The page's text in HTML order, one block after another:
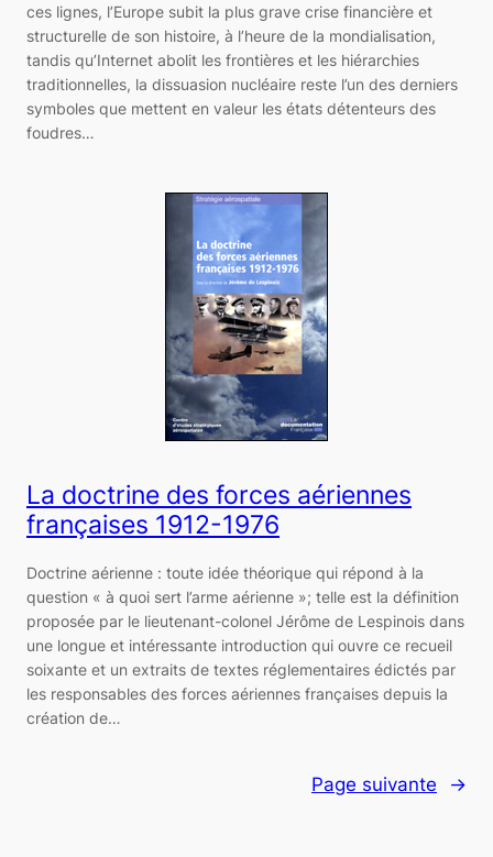
ces lignes, l’Europe subit la plus grave crise financière et
structurelle de son histoire, à l’heure de la mondialisation,
tandis qu’Internet abolit les frontières et les hiérarchies
traditionnelles, la dissuasion nucléaire reste l’un des derniers
symboles que mettent en valeur les états détenteurs des
foudres…
La doctrine des forces aériennes
françaises 1912-1976
Doctrine aérienne : toute idée théorique qui répond à la
question « à quoi sert l’arme aérienne »; telle est la définition
proposée par le lieutenant-colonel Jérôme de Lespinois dans
une longue et intéressante introduction qui ouvre ce recueil
soixante et un extraits de textes réglementaires édictés par
les responsables des forces aériennes françaises depuis la
création de…
Page suivante →